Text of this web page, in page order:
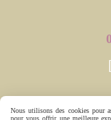
Nous utilisons des cookies pour
pour vous offrir une meilleure